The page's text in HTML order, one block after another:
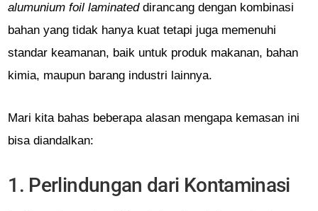
alumunium foil laminateddirancang dengan kombinasi
bahan yang tidak hanya kuat tetapi juga memenuhi
standar keamanan, baik untuk produk makanan, bahan
kimia, maupun barang industri lainnya.
Mari kita bahas beberapa alasan mengapa kemasan ini
bisa diandalkan:
1. Perlindungan dari Kontaminasi